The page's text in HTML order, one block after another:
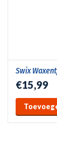
Swix
€15,99